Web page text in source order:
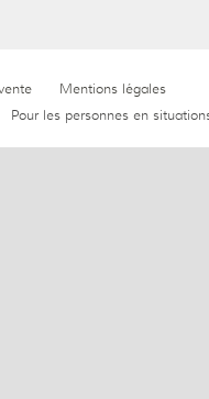
Mentions légales
Pour les personnes en